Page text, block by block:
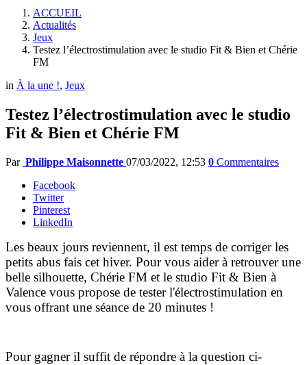
ACCUEIL
Actualités
Jeux
Testez l’électrostimulation avec le studio Fit & Bien et Chérie
FM
in À la une !, Jeux
Testez l’électrostimulation avec le studio
Fit & Bien et Chérie FM
Par Philippe Maisonnette 07/03/2022, 12:53 0 Commentaires
Facebook
Twitter
Pinterest
LinkedIn
Les beaux jours reviennent, il est temps de corriger les
petits abus fais cet hiver. Pour vous aider à retrouver une
belle silhouette, Chérie FM et le studio Fit & Bien à
Valence vous propose de tester l'électrostimulation en
vous offrant une séance de 20 minutes !
Pour gagner il suffit de répondre à la question ci-